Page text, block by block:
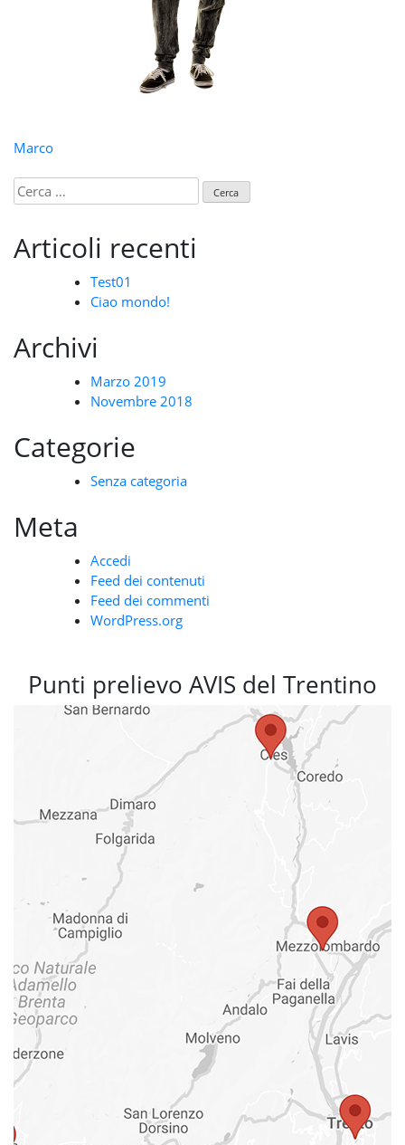
Navigazione
articoli
Marco
Ricerca
per:
Articoli recenti
Test01
Ciao mondo!
Archivi
Marzo 2019
Novembre 2018
Categorie
Senza categoria
Meta
Accedi
Feed dei contenuti
Feed dei commenti
WordPress.org
Punti prelievo AVIS del Trentino